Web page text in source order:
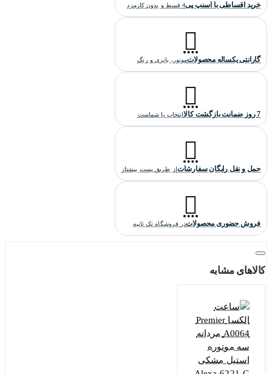
خرید اقساطی با اسنپ پی4 قسط و بدون کارمزد
گارانتی یکساله محصولاتموتور، باتری و رنگ
7 روز ضمانت بازگشت کالا انتخاب با شماست
حمل و نقل رایگان سفارشاتاز طریق پست پیشتاز
فروش حضوری محصولاتدر فروشگاه تک ثانیه
کالاهای مشابه